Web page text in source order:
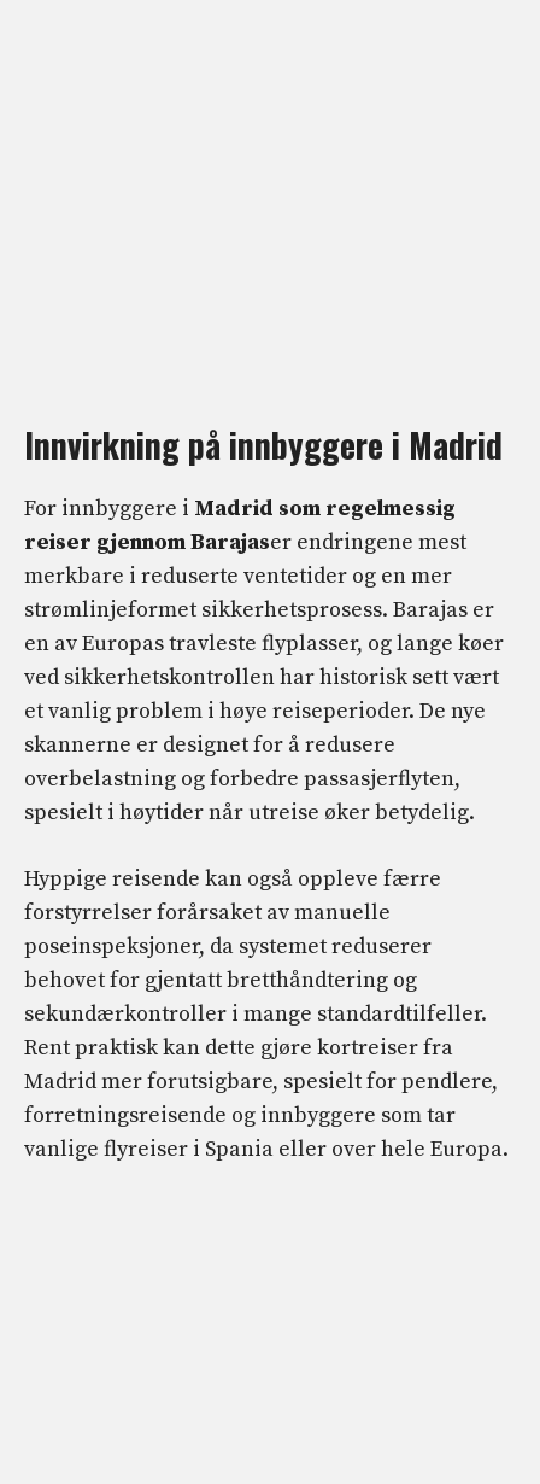
Innvirkning på innbyggere i Madrid
For innbyggere i Madrid som regelmessig
reiser gjennom Barajaser endringene mest
merkbare i reduserte ventetider og en mer
strømlinjeformet sikkerhetsprosess. Barajas er
en av Europas travleste flyplasser, og lange køer
ved sikkerhetskontrollen har historisk sett vært
et vanlig problem i høye reiseperioder. De nye
skannerne er designet for å redusere
overbelastning og forbedre passasjerflyten,
spesielt i høytider når utreise øker betydelig.
Hyppige reisende kan også oppleve færre
forstyrrelser forårsaket av manuelle
poseinspeksjoner, da systemet reduserer
behovet for gjentatt bretthåndtering og
sekundærkontroller i mange standardtilfeller.
Rent praktisk kan dette gjøre kortreiser fra
Madrid mer forutsigbare, spesielt for pendlere,
forretningsreisende og innbyggere som tar
vanlige flyreiser i Spania eller over hele Europa.